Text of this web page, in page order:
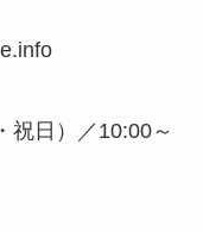
祝日）／10:00～